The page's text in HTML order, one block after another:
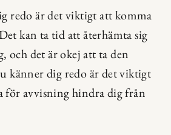
redo är det viktigt att komma
kan ta tid att återhämta sig
och det är okej att ta den
känner dig redo är det viktigt
för avvisning hindra dig från